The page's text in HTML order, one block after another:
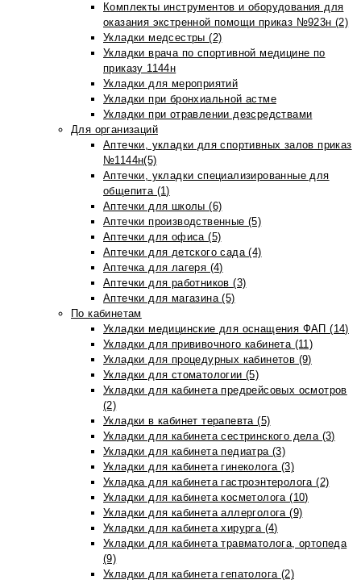
Комплекты инструментов и оборудования для
оказания экстренной помощи приказ №923н (2)
Укладки медсестры (2)
Укладки врача по спортивной медицине по
приказу 1144н
Укладки для мероприятий
Укладки при бронхиальной астме
Укладки при отравлении дезсредствами
Для организаций
Аптечки, укладки для спортивных залов приказ
№1144н(5)
Аптечки, укладки специализированные для
общепита (1)
Аптечки для школы (6)
Аптечки производственные (5)
Аптечки для офиса (5)
Аптечки для детского сада (4)
Аптечка для лагеря (4)
Аптечки для работников (3)
Аптечки для магазина (5)
По кабинетам
Укладки медицинские для оснащения ФАП (14)
Укладки для прививочного кабинета (11)
Укладки для процедурных кабинетов (9)
Укладки для стоматологии (5)
Укладки для кабинета предрейсовых осмотров
(2)
Укладки в кабинет терапевта (5)
Укладки для кабинета сестринского дела (3)
Укладки для кабинета педиатра (3)
Укладки для кабинета гинеколога (3)
Укладка для кабинета гастроэнтеролога (2)
Укладки для кабинета косметолога (10)
Укладки для кабинета аллерголога (9)
Укладки для кабинета хирурга (4)
Укладки для кабинета травматолога, ортопеда
(9)
Укладки для кабинета гепатолога (2)